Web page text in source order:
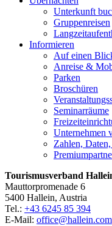
Unterkunft
Gruppenreisen
Informieren
Auf einen
Anreise &
Parken
Broschüren
Seminarräume
Unternehmen
Zahlen,
Tourismusverband
Mauttorpromenade 6
5400 Hallein, Austria
Tel.: +43 6245 85 394
E-Mail: office@hallein.com